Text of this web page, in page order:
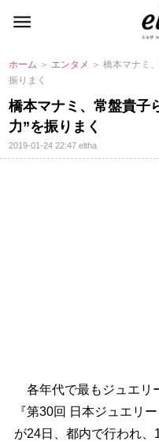
ホーム ＞ エンタメ ＞ 橋本マナミ
振りまく
橋本マナミ、常盤貴
力”を振りまく
2019-01-24 22:47eltha
各年代で最もジュエリ
『第30回 日本ジュエリ
が24日、都内で行われ、